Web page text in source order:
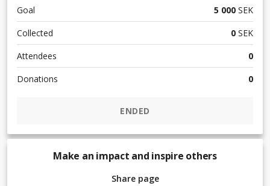
Goal 5 000 SEK
Collected
0 SEK
Attendees
0
Donations
0
ENDED
Make an impact and inspire others
Share page